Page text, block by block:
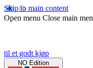
Skip to main content
Open menu Close main
til et godt kjøp
NO Edition